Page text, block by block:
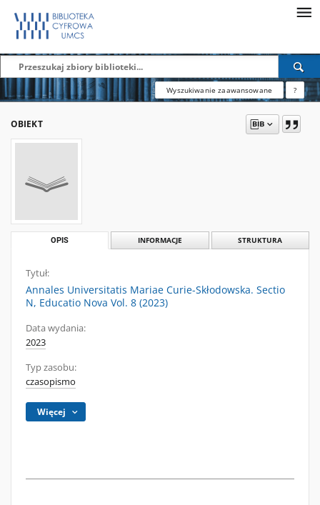
Wyszukiwanie zaawansowane ?
OBIEKT
OPIS INFORMACJE STRUKTURA
Tytuł:
Annales Universitatis Mariae Curie-Skłodowska. Sectio
N, Educatio Nova Vol. 8 (2023)
Data wydania:
2023
Typ zasobu:
czasopismo
Więcej